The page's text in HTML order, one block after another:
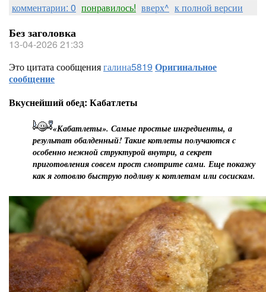
комментарии: 0 понравилось! вверх^ к полной версии
Без заголовка
13-04-2026 21:33
Это цитата сообщениягалина5819 Оригинальное
сообщение
Вкуснейший обед: Кабатлеты
«Кабатлеты». Самые простые ингредиенты, а
результат обалденный! Такие котлеты получаются с
особенно нежной структурой внутри, а секрет
приготовления совсем прост смотрите сами. Еще покажу
как я готовлю быструю подливу к котлетам или сосискам.